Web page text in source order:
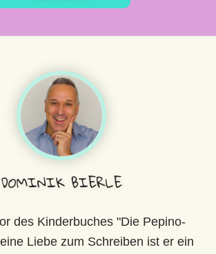
DOMINIK BIERLE
des Kinderbuches "Die Pepino-
Liebe zum Schreiben ist er ein